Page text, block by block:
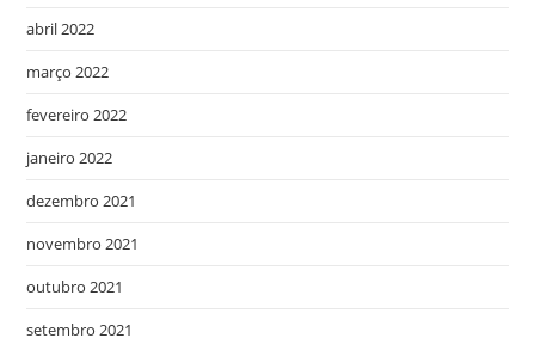
abril 2022
março 2022
fevereiro 2022
janeiro 2022
dezembro 2021
novembro 2021
outubro 2021
setembro 2021